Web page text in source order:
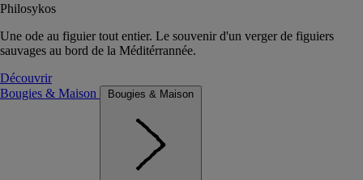
Philosykos
Une ode au figuier tout entier. Le souvenir d'un verger de figuiers
sauvages au bord de la Méditérrannée.
Découvrir
Bougies & Maison
Bougies & Maison